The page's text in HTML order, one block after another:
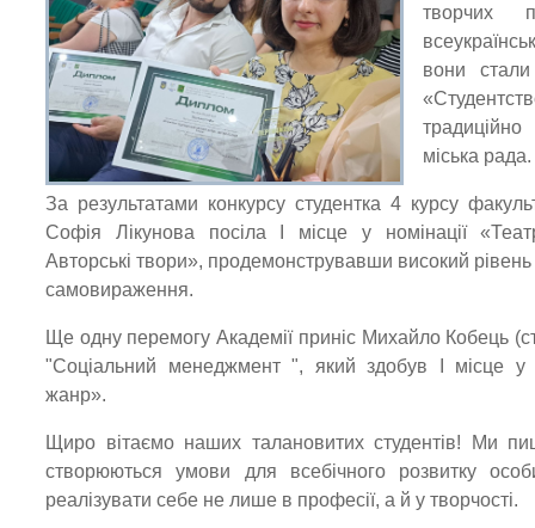
творчих
вони
міська рада.
За результатами конкурсу студентка 4 курсу
Софія Лікунова посіла І місце у номінації
Авторські твори», продемонструвавши високий рівень
самовираження.
Ще одну перемогу Академії приніс Михайло Кобець
"Соціальний менеджмент ", який здобув І місце у
жанр».
Щиро вітаємо наших талановитих студентів! Ми
створюються умови для всебічного розвитку
реалізувати себе не лише в професії, а й у творчості.